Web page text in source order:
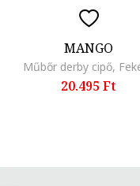
MANGO
Műbőr derby cipő,
20.495 Ft